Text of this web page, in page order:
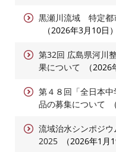
黒瀬川流域 特定都
2026年3月10日
第32回 広島県河川
果について
2026
第４８回「全日本
品の募集について
流域治水シンポジウ
2025
2026年1月